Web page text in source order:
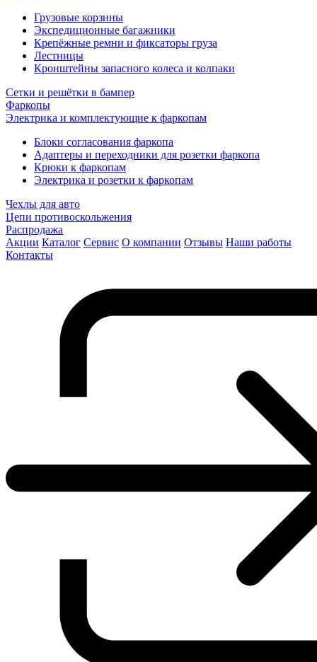
Грузовые корзины
Экспедиционные багажники
Крепёжные ремни и фиксаторы груза
Лестницы
Кронштейны запасного колеса и колпаки
Сетки и решётки в бампер
Фаркопы
Электрика и комплектующие к фаркопам
Блоки согласования фаркопа
Адаптеры и переходники для розетки фаркопа
Крюки к фаркопам
Электрика и розетки к фаркопам
Чехлы для авто
Цепи противоскольжения
Распродажа
Акции Каталог Сервис О компании Отзывы Наши работы
Контакты